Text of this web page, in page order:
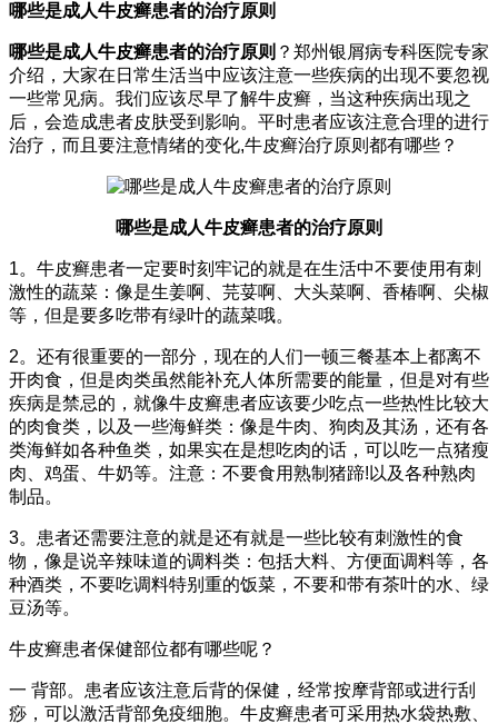
哪些是成人牛皮癣患者的治疗原则
哪些是成人牛皮癣患者的治疗原则 ？郑州银屑病专科医院专家
介绍，大家在日常生活当中应该注意一些疾病的出现不要忽视
一些常见病。我们应该尽早了解牛皮癣，当这种疾病出现之
后，会造成患者皮肤受到影响。平时患者应该注意合理的进行
治疗，而且要注意情绪的变化,牛皮癣治疗原则都有哪些？
哪些是成人牛皮癣患者的治疗原则
1。牛皮癣患者一定要时刻牢记的就是在生活中不要使用有刺
激性的蔬菜：像是生姜啊、芫荽啊、大头菜啊、香椿啊、尖椒
等，但是要多吃带有绿叶的蔬菜哦。
2。还有很重要的一部分，现在的人们一顿三餐基本上都离不
开肉食，但是肉类虽然能补充人体所需要的能量，但是对有些
疾病是禁忌的，就像牛皮癣患者应该要少吃点一些热性比较大
的肉食类，以及一些海鲜类：像是牛肉、狗肉及其汤，还有各
类海鲜如各种鱼类，如果实在是想吃肉的话，可以吃一点猪瘦
肉、鸡蛋、牛奶等。注意：不要食用熟制猪蹄!以及各种熟肉
制品。
3。患者还需要注意的就是还有就是一些比较有刺激性的食
物，像是说辛辣味道的调料类：包括大料、方便面调料等，各
种酒类，不要吃调料特别重的饭菜，不要和带有茶叶的水、绿
豆汤等。
牛皮癣患者保健部位都有哪些呢？
一 背部。患者应该注意后背的保健，经常按摩背部或进行刮
痧，可以激活背部免疫细胞。牛皮癣患者可采用热水袋热敷、